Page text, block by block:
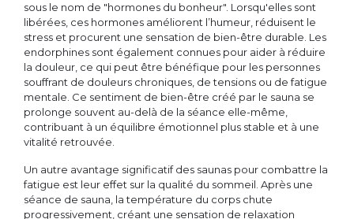
sous le nom de "hormones du bonheur". Lorsqu'elles sont
libérées, ces hormones améliorent l’humeur, réduisent le
stress et procurent une sensation de bien-être durable. Les
endorphines sont également connues pour aider à réduire
la douleur, ce qui peut être bénéfique pour les personnes
souffrant de douleurs chroniques, de tensions ou de fatigue
mentale. Ce sentiment de bien-être créé par le sauna se
prolonge souvent au-delà de la séance elle-même,
contribuant à un équilibre émotionnel plus stable et à une
vitalité retrouvée.
Un autre avantage significatif des saunas pour combattre la
fatigue est leur effet sur la qualité du sommeil. Après une
séance de sauna, la température du corps chute
progressivement, créant une sensation de relaxation